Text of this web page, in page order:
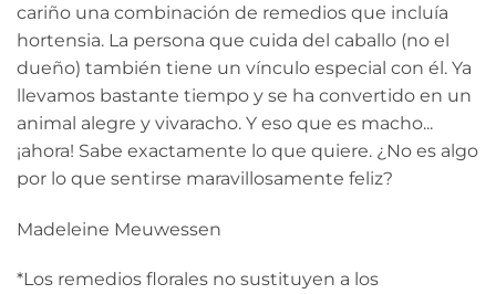
cariño una combinación de remedios que incluía
hortensia. La persona que cuida del caballo (no el
dueño) también tiene un vínculo especial con él. Ya
llevamos bastante tiempo y se ha convertido en un
animal alegre y vivaracho. Y eso que es macho...
¡ahora! Sabe exactamente lo que quiere. ¿No es algo
por lo que sentirse maravillosamente feliz?
Madeleine Meuwessen
*Los remedios florales no sustituyen a los